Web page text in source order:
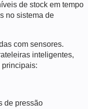
de stock em tempo
no sistema de
com sensores.
inteligentes,
principais:
de pressão